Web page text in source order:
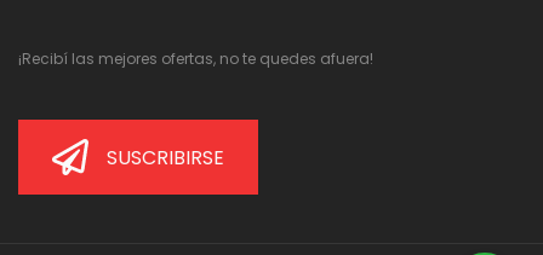
¡Recibí las mejores ofertas, no te quedes afuera!
SUSCRIBIRSE